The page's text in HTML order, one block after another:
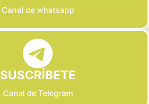
Canal de whatsapp
SUSCRÍBETE
Canal de Telegram